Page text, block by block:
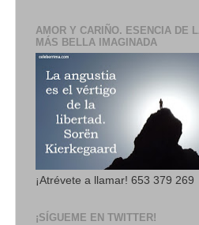
AMOR Y CARIÑO. ESENCIA DE
MÁS BELLA IMAGINADA
¡Atrévete a llamar! 653 379 269
¡SÍGUEME EN TWITTER!